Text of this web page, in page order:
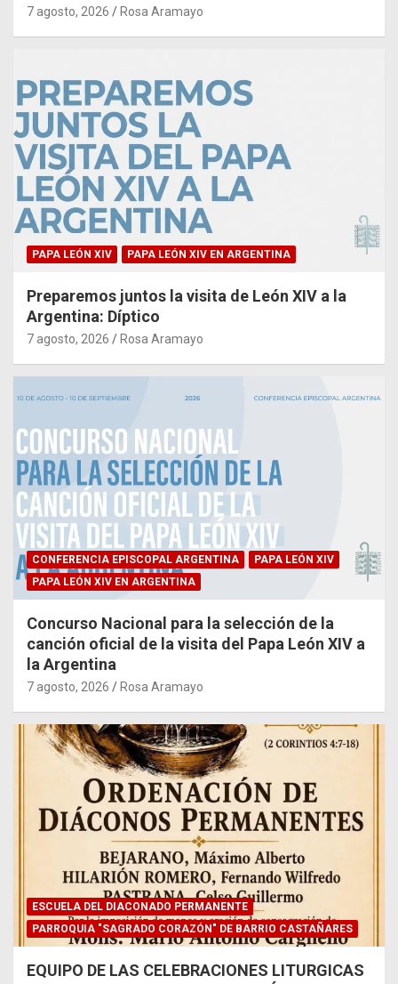
7 agosto, 2026 Rosa Aramayo
PAPA LEÓN XIV PAPA LEÓN XIV EN ARGENTINA
Preparemos juntos la visita de León XIV a la
Argentina: Díptico
7 agosto, 2026 Rosa Aramayo
CONFERENCIA EPISCOPAL ARGENTINA
PAPA LEÓN XIV
PAPA LEÓN XIV EN ARGENTINA
Concurso Nacional para la selección de la
canción oficial de la visita del Papa León XIV a
la Argentina
7 agosto, 2026 Rosa Aramayo
ESCUELA DEL DIACONADO PERMANENTE
PARROQUIA "SAGRADO CORAZÓN" DE BARRIO CASTAÑARES
EQUIPO DE LAS CELEBRACIONES LITURGICAS